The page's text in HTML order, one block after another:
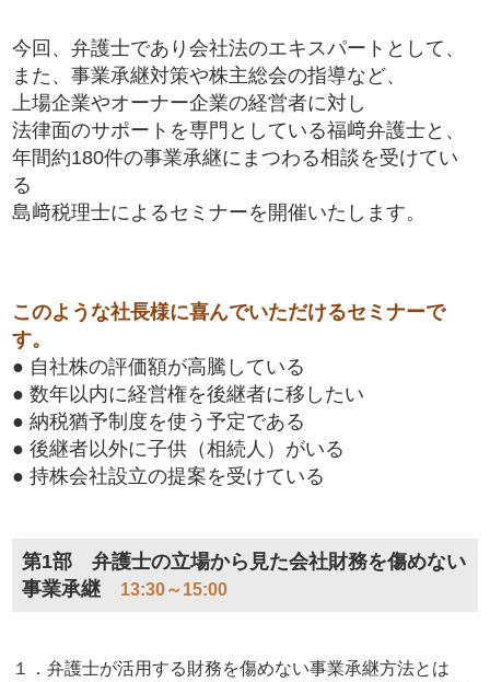
今回、弁護士であり会社法のエキスパートとして、
また、事業承継対策や株主総会の指導など、
上場企業やオーナー企業の経営者に対し
法律面のサポートを専門としている福﨑弁護士と、
年間約180件の事業承継にまつわる相談を受けてい
る
島﨑税理士によるセミナーを開催いたします。
このような社長様に喜んでいただけるセミナーで
す。
● 自社株の評価額が高騰している
● 数年以内に経営権を後継者に移したい
● 納税猶予制度を使う予定である
● 後継者以外に子供（相続人）がいる
● 持株会社設立の提案を受けている
第1部 弁護士の立場から見た会社財務を傷めない
事業承継
13:30～15:00
１．弁護士が活用する財務を傷めない事業承継方法とは